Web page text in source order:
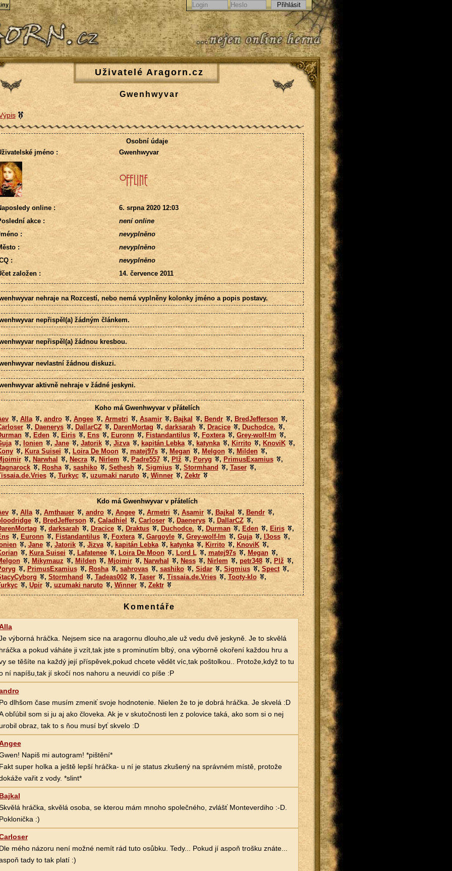
Uživatelé Aragorn.cz
Gwenhwyvar
Osobní údaje
jméno :
Gwenhwyvar
online :
6. srpna 2020 12:03
akce :
není online
:
nevyplněno
:
nevyplněno
:
nevyplněno
založen :
14. července 2011
nehraje na Rozcestí, nebo nemá vyplněny kolonky jméno a popis postavy.
nepřispěl(a) žádným článkem.
nepřispěl(a) žádnou kresbou.
nevlastní žádnou diskuzi.
aktivně nehraje v žádné jeskyni.
Koho má Gwenhwyvar v přátelích
,Alla , andro ,Angee , Armetri , Asamir , Bajkal , Bendr ,BredJefferson
,
,Daenerys , DallarCZ , DarenMortag , darksarah ,Dracice , Duchodce.
,
, Eden , Eiris , Ens , Euronn , Fistandantilus , Foxtera , Grey-wolf-Im
,
, Ionien ,Jane ,Jatorik , Jizva , kapitán Lebka , katynka , Kirrito , KnoviK
,
, Kura Suisei , Loira De Moon , matej97s , Megan , Melgon , Milden
,
, Narwhal , Necra , Nirlem ,Padre557 , Plž , Poryg , PrimusExamius
,
, Rosha , sashiko ,Sethesh ,Sigmius , Stormhand , Taser
,
,Turkyc ,uzumaki naruto ,Winner ,Zektr
Kdo má Gwenhwyvar v přátelích
, Alla , Amthauer ,andro , Angee , Armetri , Asamir , Bajkal , Bendr
,
, BredJefferson , Caladhiel , Carloser , Daenerys , DallarCZ
,
, darksarah ,Dracice , Draktus , Duchodce. , Durman , Eden , Eiris
,
, Euronn , Fistandantilus , Foxtera , Gargoyle , Grey-wolf-Im , Guja , I3oss
,
,Jane , Jatorik ,Jizva , kapitán Lebka ,katynka , Kirrito ,KnoviK
,
, Kura Suisei , Lafatenee , Loira De Moon ,Lord L , matej97s , Megan
,
, Mikymauz , Milden , Mjoimir , Narwhal , Ness , Nirlem , petr348 , Plž
,
, PrimusExamius ,Rosha , sahrovas ,sashiko , Sidar , Sigmius , Spect
,
, Stormhand , Tadeas002 , Taser , Tissaia.de.Vries ,Tooty-klo
,
, Upir , uzumaki naruto , Winner , Zektr
Komentáře
výborná hráčka. Nejsem sice na aragornu dlouho,ale už vedu dvě jeskyně. Je to skvělá
a pokud váháte ji vzít,tak jste s prominutím blbý, ona výborně okoření každou hru a
se těšíte na každý její příspěvek,pokud chcete vědět víc,tak poštolkou.. Protože,když to tu
ní napíšu,tak jí skočí nos nahoru a neuvidí co píše :P
dlhšom čase musím zmeniť svoje hodnotenie. Nielen že to je dobrá hráčka. Je skvelá :D
obľúbil som si ju aj ako človeka. Ak je v skutočnosti len z polovice taká, ako som si o nej
obraz, tak to s ňou musí byť skvelo :D
Napiš mi autogram! *pištění*
super holka a ještě lepší hráčka- u ní je status zkušený na správném místě, protože
vařit z vody. *slint*
hráčka, skvělá osoba, se kterou mám mnoho společného, zvlášť Monteverdiho :-D.
:)
mého názoru není možné nemít rád tuto osůbku. Tedy... Pokud jí aspoň trošku znáte...
tady to tak platí :)